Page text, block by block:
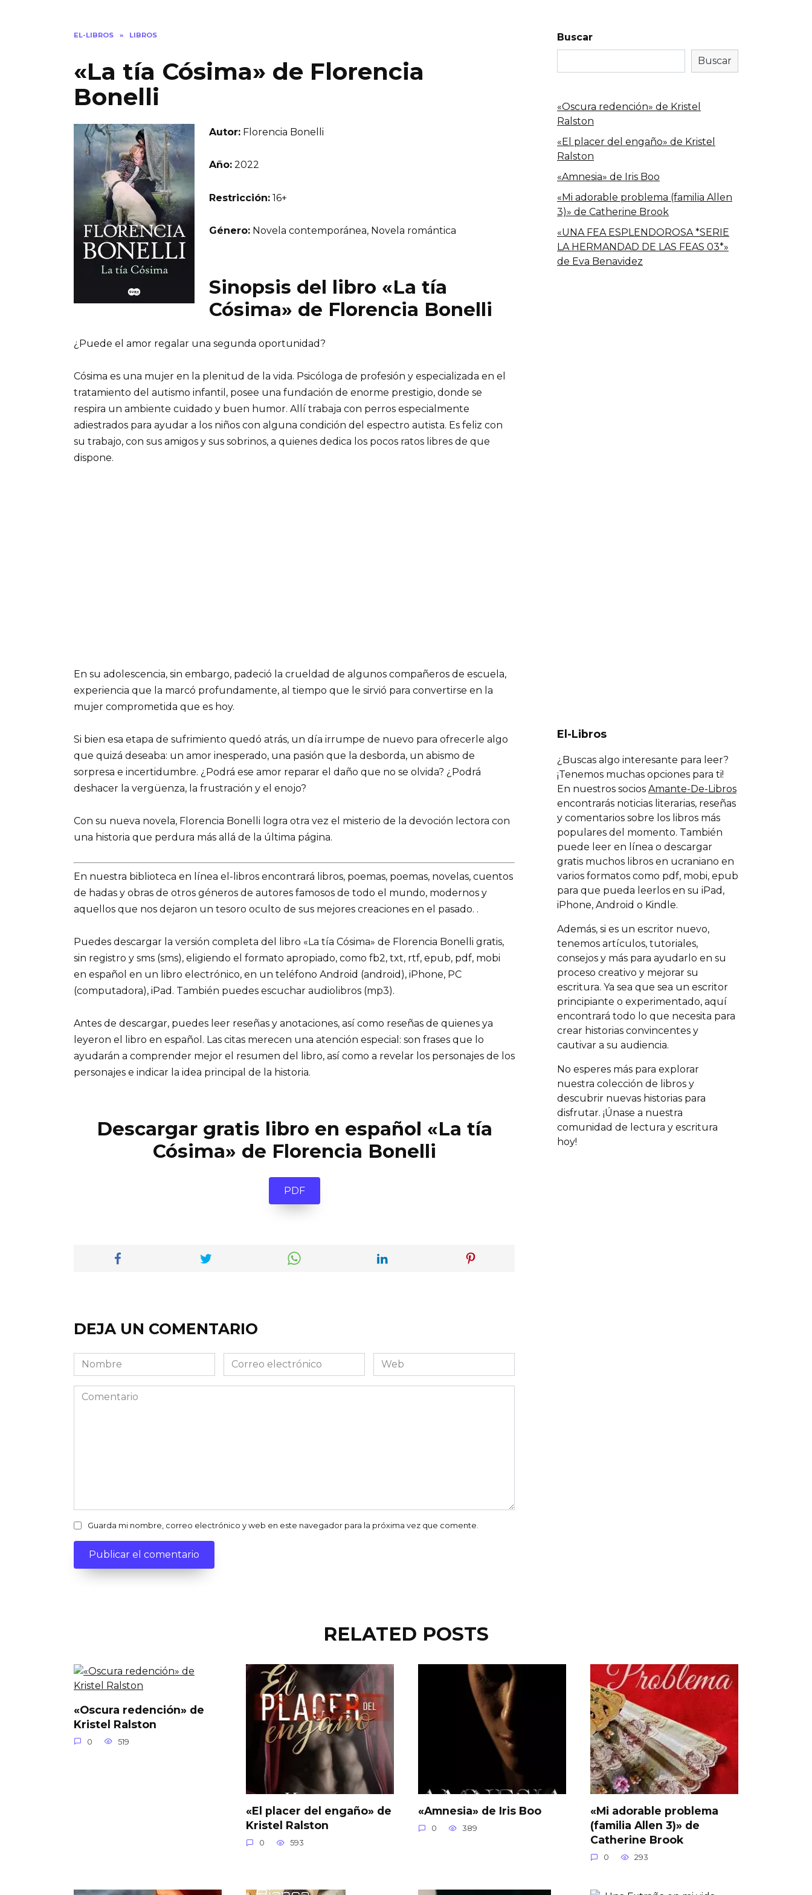
EL-LIBROS » LIBROS
«La tía Cósima» de Florencia
Bonelli
Autor: Florencia Bonelli
Año: 2022
Restricción: 16+
Género: Novela contemporánea, Novela romántica
Sinopsis del libro «La tía
Cósima» de Florencia Bonelli
¿Puede el amor regalar una segunda oportunidad?
Cósima es una mujer en la plenitud de la vida. Psicóloga de profesión y especializada en el
tratamiento del autismo infantil, posee una fundación de enorme prestigio, donde se
respira un ambiente cuidado y buen humor. Allí trabaja con perros especialmente
adiestrados para ayudar a los niños con alguna condición del espectro autista. Es feliz con
su trabajo, con sus amigos y sus sobrinos, a quienes dedica los pocos ratos libres de que
dispone.
En su adolescencia, sin embargo, padeció la crueldad de algunos compañeros de escuela,
experiencia que la marcó profundamente, al tiempo que le sirvió para convertirse en la
mujer comprometida que es hoy.
Si bien esa etapa de sufrimiento quedó atrás, un día irrumpe de nuevo para ofrecerle algo
que quizá deseaba: un amor inesperado, una pasión que la desborda, un abismo de
sorpresa e incertidumbre. ¿Podrá ese amor reparar el daño que no se olvida? ¿Podrá
deshacer la vergüenza, la frustración y el enojo?
Con su nueva novela, Florencia Bonelli logra otra vez el misterio de la devoción lectora con
una historia que perdura más allá de la última página.
En nuestra biblioteca en línea el-libros encontrará libros, poemas, poemas, novelas, cuentos
de hadas y obras de otros géneros de autores famosos de todo el mundo, modernos y
aquellos que nos dejaron un tesoro oculto de sus mejores creaciones en el pasado. .
Puedes descargar la versión completa del libro «La tía Cósima» de Florencia Bonelli gratis,
sin registro y sms (sms), eligiendo el formato apropiado, como fb2, txt, rtf, epub, pdf, mobi
en español en un libro electrónico, en un teléfono Android (android), iPhone, PC
(computadora), iPad. También puedes escuchar audiolibros (mp3).
Antes de descargar, puedes leer reseñas y anotaciones, así como reseñas de quienes ya
leyeron el libro en español. Las citas merecen una atención especial: son frases que lo
ayudarán a comprender mejor el resumen del libro, así como a revelar los personajes de los
personajes e indicar la idea principal de la historia.
Descargar gratis libro en español «La tía
Cósima» de Florencia Bonelli
PDF
DEJA UN COMENTARIO
Nombre
Correo
electrónico
Web
Comentario
Guarda mi nombre, correo electrónico y web en este navegador para la próxima vez que comente.
Buscar
Buscar
«Oscura redención» de Kristel
Ralston
«El placer del engaño» de Kristel
Ralston
«Amnesia» de Iris Boo
«Mi adorable problema (familia Allen
3)» de Catherine Brook
«UNA FEA ESPLENDOROSA *SERIE
LA HERMANDAD DE LAS FEAS 03*»
de Eva Benavidez
El-Libros
¿Buscas algo interesante para leer?
¡Tenemos muchas opciones para ti!
En nuestros socios Amante-De-Libros
encontrarás noticias literarias, reseñas
y comentarios sobre los libros más
populares del momento. También
puede leer en línea o descargar
gratis muchos libros en ucraniano en
varios formatos como pdf, mobi, epub
para que pueda leerlos en su iPad,
iPhone, Android o Kindle.
Además, si es un escritor nuevo,
tenemos artículos, tutoriales,
consejos y más para ayudarlo en su
proceso creativo y mejorar su
escritura. Ya sea que sea un escritor
principiante o experimentado, aquí
encontrará todo lo que necesita para
crear historias convincentes y
cautivar a su audiencia.
No esperes más para explorar
nuestra colección de libros y
descubrir nuevas historias para
disfrutar. ¡Únase a nuestra
comunidad de lectura y escritura
hoy!
RELATED POSTS
«Oscura redención» de
Kristel Ralston
0 519
«El placer del engaño» de
Kristel Ralston
0 593
«Amnesia» de Iris Boo
0 389
«Mi adorable problema
(familia Allen 3)» de
Catherine Brook
0 293